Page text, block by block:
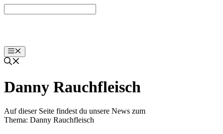
Inhalt
Menü
Danny Rauchfleisch
Auf dieser Seite findest du unsere News zum
Thema: Danny Rauchfleisch